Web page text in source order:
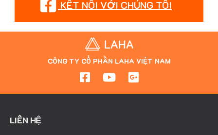
KẾT NỐI VỚI CHÚNG TÔI
CÔNG TY CỔ PHẦN LAHA VIỆT NAM
LIÊN HỆ